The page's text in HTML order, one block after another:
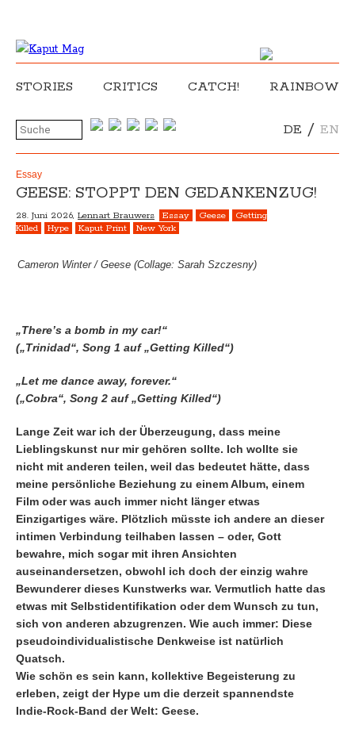
STORIES CRITICS CATCH! RAINBOW
DE / EN
Essay
GEESE: STOPPT DEN GEDANKENZUG!
28. Juni 2026, Lennart Brauwers Essay Geese
Getting
Killed
Hype Kaput Print New York
Cameron Winter / Geese (Collage: Sarah Szczesny)
„There’s a bomb in my car!“
(„Trinidad“, Song 1 auf „Getting Killed“)
„Let me dance away, forever.“
(„Cobra“, Song 2 auf „Getting Killed“)
Lange Zeit war ich der Überzeugung, dass meine
Lieblingskunst nur mir gehören sollte. Ich wollte sie
nicht mit anderen teilen, weil das bedeutet hätte, dass
meine persönliche Beziehung zu einem Album, einem
Film oder was auch immer nicht länger etwas
Einzigartiges wäre. Plötzlich müsste ich andere an dieser
intimen Verbindung teilhaben lassen – oder, Gott
bewahre, mich sogar mit ihren Ansichten
auseinandersetzen, obwohl ich doch der einzig wahre
Bewunderer dieses Kunstwerks war. Vermutlich hatte das
etwas mit Selbstidentifikation oder dem Wunsch zu tun,
sich von anderen abzugrenzen. Wie auch immer: Diese
pseudoindividualistische Denkweise ist natürlich
Quatsch.
Wie schön es sein kann, kollektive Begeisterung zu
erleben, zeigt der Hype um die derzeit spannendste
Indie-Rock-Band der Welt: Geese.